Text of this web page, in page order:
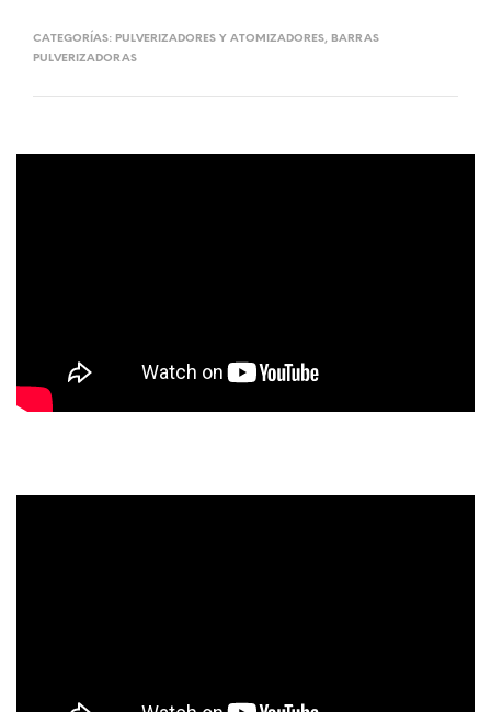
CATEGORÍAS: PULVERIZADORES Y ATOMIZADORES, BARRAS
PULVERIZADORAS